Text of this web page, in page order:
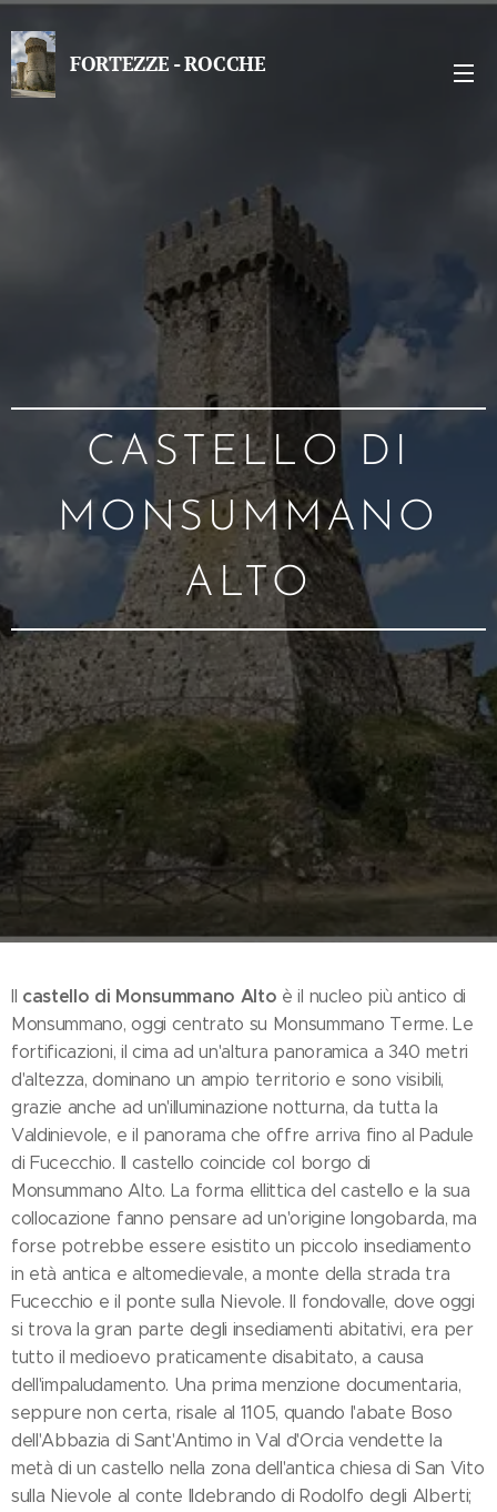
FORTEZZE - ROCCHE
CASTELLO DI
MONSUMMANO
ALTO
castello di Monsummano Alto è il nucleo più antico di
Monsummano, oggi centrato su Monsummano Terme. Le
fortificazioni, il cima ad un'altura panoramica a 340 metri
d'altezza, dominano un ampio territorio e sono visibili,
grazie anche ad un'illuminazione notturna, da tutta la
Valdinievole, e il panorama che offre arriva fino al Padule
di Fucecchio. Il castello coincide col borgo di
Monsummano Alto. La forma ellittica del castello e la sua
collocazione fanno pensare ad un'origine longobarda, ma
forse potrebbe essere esistito un piccolo insediamento
in età antica e altomedievale, a monte della strada tra
Fucecchio e il ponte sulla Nievole. Il fondovalle, dove oggi
si trova la gran parte degli insediamenti abitativi, era per
tutto il medioevo praticamente disabitato, a causa
dell'impaludamento. Una prima menzione documentaria,
seppure non certa, risale al 1105, quando l'abate Boso
dell'Abbazia di Sant'Antimo in Val d'Orcia vendette la
metà di un castello nella zona dell'antica chiesa di San Vito
sulla Nievole al conte Ildebrando di Rodolfo degli Alberti;